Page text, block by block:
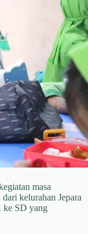
masa
kelurahan Jepara
ke SD yang